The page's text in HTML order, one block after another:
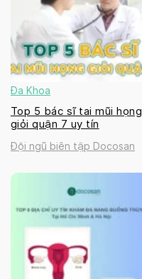
Đa Khoa
Top 5 bác sĩ tai mũi họng
giỏi quận 7 uy tín
Đội ngũ biên tập Docosan